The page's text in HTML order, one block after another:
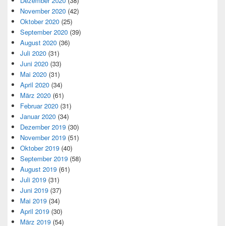
November 2020 (42)
Oktober 2020 (25)
September 2020 (39)
August 2020 (36)
Juli 2020 (31)
Juni 2020 (33)
Mai 2020 (31)
April 2020 (34)
März 2020 (61)
Februar 2020 (31)
Januar 2020 (34)
Dezember 2019 (30)
November 2019 (51)
Oktober 2019 (40)
September 2019 (58)
August 2019 (61)
Juli 2019 (31)
Juni 2019 (37)
Mai 2019 (34)
April 2019 (30)
März 2019 (54)